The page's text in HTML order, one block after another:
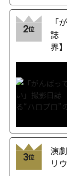
2位
「
誌
界】
3位
演
リ